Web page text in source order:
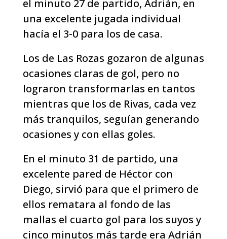
el minuto 27 de partido, Adrián, en
una excelente jugada individual
hacía el 3-0 para los de casa.
Los de Las Rozas gozaron de algunas
ocasiones claras de gol, pero no
lograron transformarlas en tantos
mientras que los de Rivas, cada vez
más tranquilos, seguían generando
ocasiones y con ellas goles.
En el minuto 31 de partido, una
excelente pared de Héctor con
Diego, sirvió para que el primero de
ellos rematara al fondo de las
mallas el cuarto gol para los suyos y
cinco minutos más tarde era Adrián